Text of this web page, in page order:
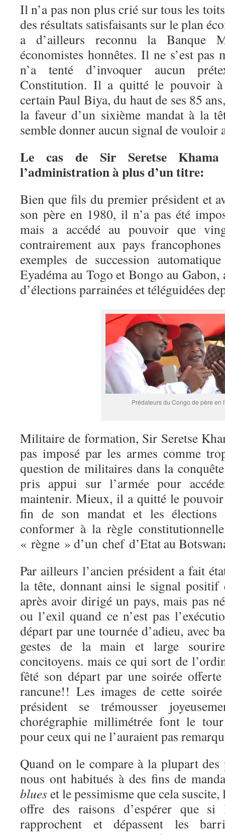
Il n’a pas non plus crié sur tous les
des résultats satisfaisants sur le plan
a d’ailleurs reconnu la Banque
économistes honnêtes. Il ne s’est
n’a tenté d’invoquer aucun
Constitution. Il a quitté le pouvoir à
certain Paul Biya, du haut de ses 85
la faveur d’un sixième mandat à la
semble donner aucun signal de vouloir
Le cas de Sir Seretse
l’administration à plus d’un titre:
Bien que fils du premier président et
son père en 1980, il n’a pas été
mais a accédé au pouvoir que
contrairement aux pays
exemples de succession
Eyadéma au Togo et Bongo au
d’élections parrainées et téléguidées
Prédateurs du Congo de père en
Militaire de formation, Sir Seretse
pas imposé par les armes comme
question de militaires dans la
pris appui sur l’armée pour
maintenir. Mieux, il a quitté le
fin de son mandat et les élections
conformer à la règle
« règne » d’un chef d’Etat au
Par ailleurs l’ancien président a fait
la tête, donnant ainsi le signal
après avoir dirigé un pays, mais pas
ou l’exil quand ce n’est pas
départ par une tournée d’adieu, avec
gestes de la main et large
concitoyens. mais ce qui sort de
fêté son départ par une soirée
rancune!! Les images de cette
président se trémousser
chorégraphie millimétrée font le
pour ceux qui ne l’auraient pas
Quand on le compare à la plupart des
nous ont habitués à des fins de
blueset le pessimisme que cela
offre des raisons d’espérer que
rapprochent et dépassent les